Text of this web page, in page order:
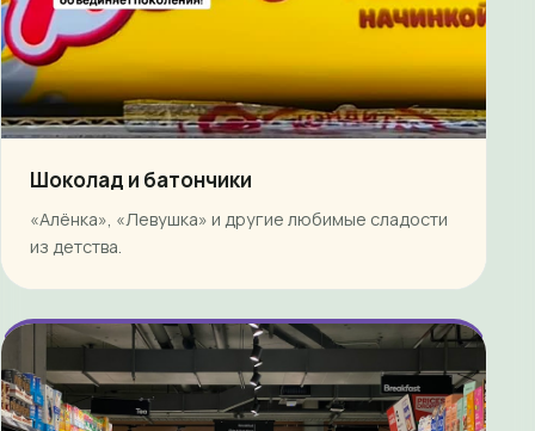
Шоколад и батончики
«Алёнка», «Левушка» и другие любимые сладости
из детства.